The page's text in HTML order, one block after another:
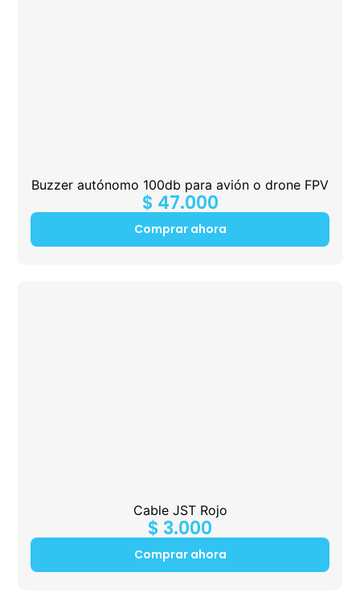
Buzzer autónomo 100db para avión o drone FPV
$ 47.000
Comprar ahora
Cable JST Rojo
$ 3.000
Comprar ahora